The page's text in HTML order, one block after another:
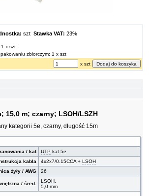
15,0 m; czarny; LSOH/LSZH
kategorii 5e, czarny, długość 15m
/ kat
UTP kat 5e
kabla
4x2x7/0.15CCA +LSOH
żyły / AWG
26
/ śred. LSOH,
5,0 mm
sztStawka VAT: 23%
1 x szt
zbiorczym: 1 x szt
x szt